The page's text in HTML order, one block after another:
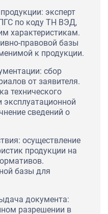
эксперт
по коду ТН ВЭД,
характеристикам.
правовой базы
к продукции.
сбор
от заявителя.
технического
эксплуатационной
сведений о
осуществление
продукции на
базы для
документа:
разрешении в